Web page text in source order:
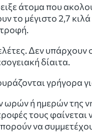
άτομα που
το μέγιστο 2,7
Δεν
δίαιτα.
γρήγορα
ωρών ή ημερών της
τους
να